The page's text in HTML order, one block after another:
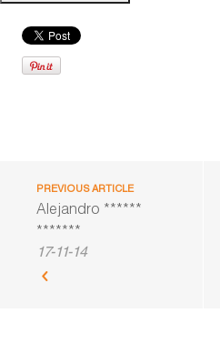
PREVIOUS ARTICLE
Alejandro ******
*******
17-11-14